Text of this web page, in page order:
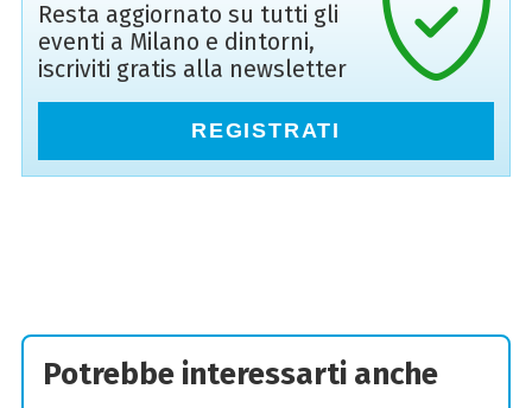
Resta aggiornato su tutti gli
eventi a Milano e dintorni,
iscriviti gratis alla newsletter
REGISTRATI
Potrebbe interessarti anche